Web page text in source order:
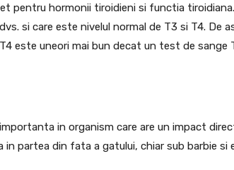
pentru hormonii tiroidieni si functia
si care este nivelul normal de T3 si T4. De
este uneori mai bun decat un test de sange
in organism care are un impact
in partea din fata a gatului, chiar sub barbie si